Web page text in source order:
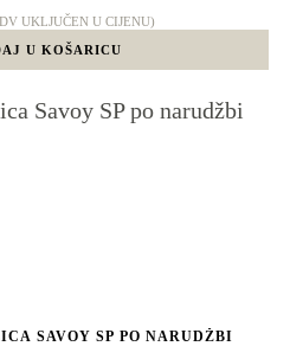
UKLJUČEN U CIJENU)
U KOŠARICU
SAVOY SP PO NARUDŽBI